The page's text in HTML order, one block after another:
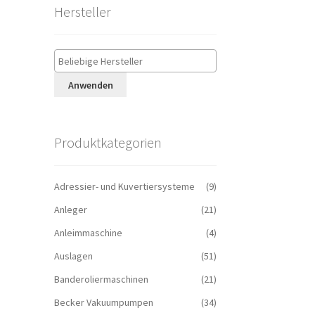
Hersteller
Anwenden
Produktkategorien
Adressier- und Kuvertiersysteme
(9)
Anleger
(21)
Anleimmaschine
(4)
Auslagen
(51)
Banderoliermaschinen
(21)
Becker Vakuumpumpen
(34)